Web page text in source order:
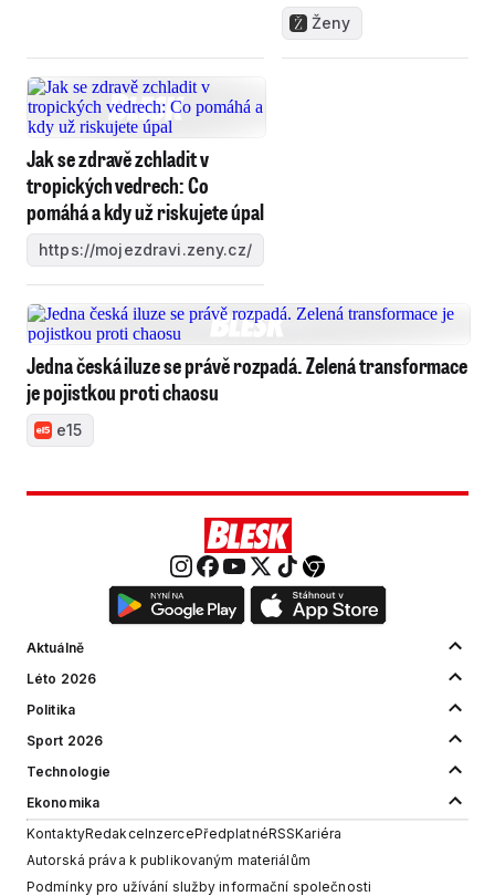
Ženy
Jak se zdravě zchladit v
tropických vedrech: Co
pomáhá a kdy už riskujete úpal
https://mojezdravi.zeny.cz/
Jedna česká iluze se právě rozpadá. Zelená transformace
je pojistkou proti chaosu
e15
Aktuálně
Léto 2026
Politika
Sport 2026
Technologie
Ekonomika
KontaktyRedakceInzercePředplatnéRSSKariéra
Autorská práva k publikovaným materiálům
Podmínky pro užívání služby informační společnosti